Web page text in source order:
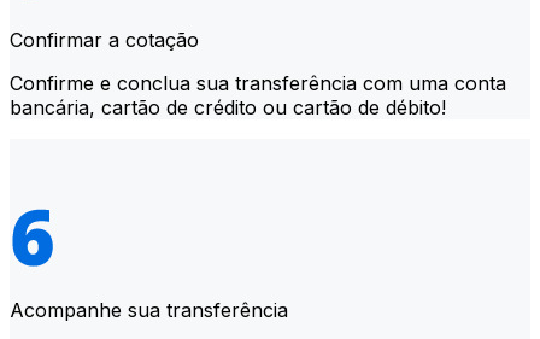
Confirmar a cotação
Confirme e conclua sua transferência com uma conta
bancária, cartão de crédito ou cartão de débito!
Acompanhe sua transferência